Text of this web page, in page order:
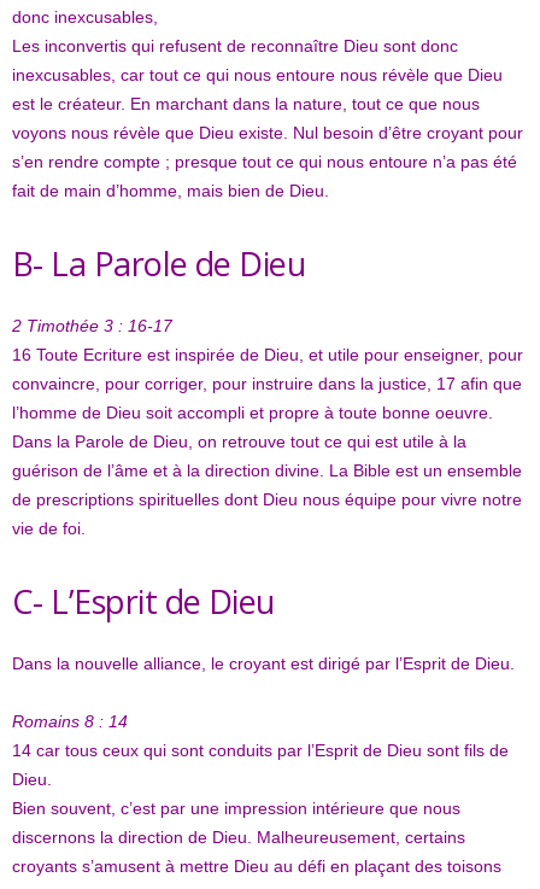
donc inexcusables,
Les inconvertis qui refusent de reconnaître Dieu sont donc
inexcusables, car tout ce qui nous entoure nous révèle que Dieu
est le créateur. En marchant dans la nature, tout ce que nous
voyons nous révèle que Dieu existe. Nul besoin d’être croyant pour
s’en rendre compte ; presque tout ce qui nous entoure n’a pas été
fait de main d’homme, mais bien de Dieu.
B- La Parole de Dieu
2 Timothée 3 : 16-17
16 Toute Ecriture est inspirée de Dieu, et utile pour enseigner, pour
convaincre, pour corriger, pour instruire dans la justice, 17 afin que
l’homme de Dieu soit accompli et propre à toute bonne oeuvre.
Dans la Parole de Dieu, on retrouve tout ce qui est utile à la
guérison de l’âme et à la direction divine. La Bible est un ensemble
de prescriptions spirituelles dont Dieu nous équipe pour vivre notre
vie de foi.
C- L’Esprit de Dieu
Dans la nouvelle alliance, le croyant est dirigé par l’Esprit de Dieu.
Romains 8 : 14
14 car tous ceux qui sont conduits par l’Esprit de Dieu sont fils de
Dieu.
Bien souvent, c’est par une impression intérieure que nous
discernons la direction de Dieu. Malheureusement, certains
croyants s’amusent à mettre Dieu au défi en plaçant des toisons